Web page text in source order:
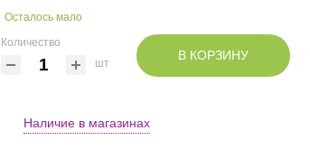
Осталось мало
Количество
шт
В КОРЗИНУ
Наличие в магазинах